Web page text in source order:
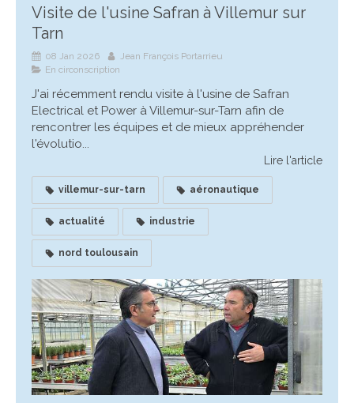
Visite de l'usine Safran à Villemur sur
Tarn
08 Jan 2026
Jean François Portarrieu
En circonscription
J'ai récemment rendu visite à l'usine de Safran
Electrical et Power à Villemur-sur-Tarn afin de
rencontrer les équipes et de mieux appréhender
l'évolutio...
Lire l'article
villemur-sur-tarn aéronautique
actualité industrie
nord toulousain